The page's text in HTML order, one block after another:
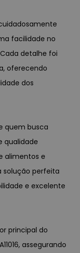
facilidade no
detalhe foi
oferecendo
dos
quem busca
qualidade
alimentos e
solução perfeita
e excelente
principal do
assegurando